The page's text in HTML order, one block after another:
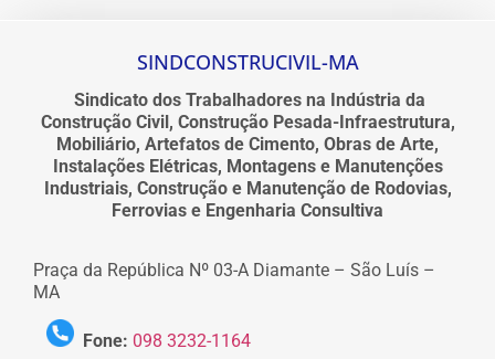
SINDCONSTRUCIVIL-MA
Sindicato dos Trabalhadores na Indústria da
Construção Civil, Construção Pesada-Infraestrutura,
Mobiliário, Artefatos de Cimento, Obras de Arte,
Instalações Elétricas, Montagens e Manutenções
Industriais, Construção e Manutenção de Rodovias,
Ferrovias e Engenharia Consultiva
Praça da República Nº 03-A Diamante – São Luís –
MA
Fone: 098 3232-1164